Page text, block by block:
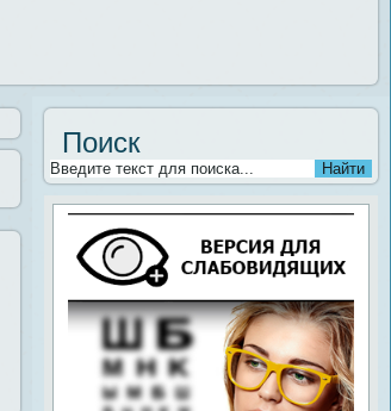
Поиск